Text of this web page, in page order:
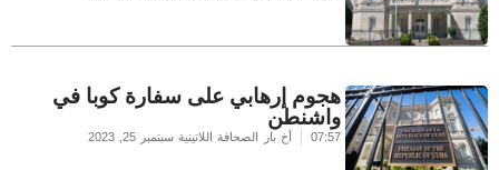
هجوم إرهابي على سفارة كوبا في
واشنطن
07:57 أخ بار الصحافة اللاتينية سبتمبر 25, 2023